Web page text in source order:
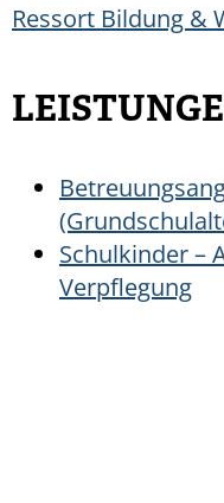
Ressort Bildung &
Schulkinder –
Verpflegung